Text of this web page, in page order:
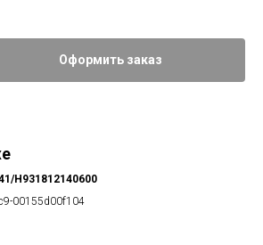
Оформить заказ
H931812140600
00155d00f104